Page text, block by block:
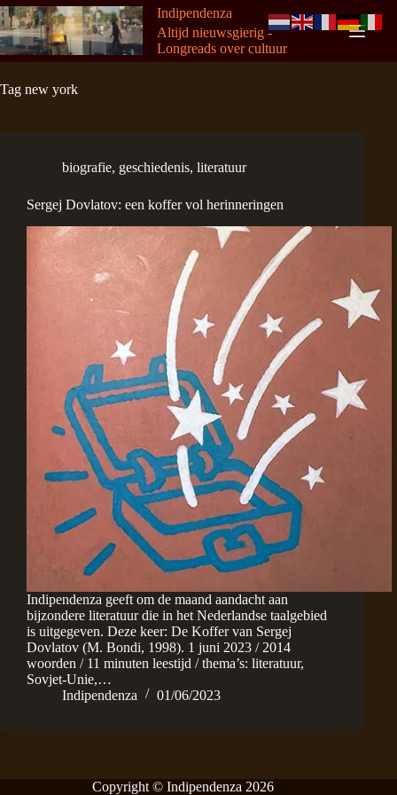
Ga
naar
de
inhoud
Indipendenza
Altijd nieuwsgierig -
Longreads over cultuur
Tag new york
biografie, geschiedenis, literatuur
Sergej Dovlatov: een koffer vol herinneringen
Indipendenza geeft om de maand aandacht aan
bijzondere literatuur die in het Nederlandse taalgebied
is uitgegeven. Deze keer: De Koffer van Sergej
Dovlatov (M. Bondi, 1998). 1 juni 2023 / 2014
woorden / 11 minuten leestijd / thema’s: literatuur,
Sovjet-Unie,…
Indipendenza
01/06/2023
Copyright © Indipendenza 2026